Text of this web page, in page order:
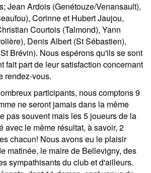
Jean Ardois (Genétouze/Venansault),
Corinne et Hubert Jaujou,
Courtois (Talmond), Yann
Denis Albert (St Sébastien),
Brévin). Nous espérons qu'ils se sont
fait part de leur satisfaction concernant
rendez-vous.
participants, nous comptons 9
ne seront jamais dans la même
pas souvent mais les 5 joueurs de la
avec le même résultat, à savoir, 2
chacun! Nous avons eu le plaisir
matinée, le maire de Bellevigny, des
sympathisants du club et d'ailleurs.